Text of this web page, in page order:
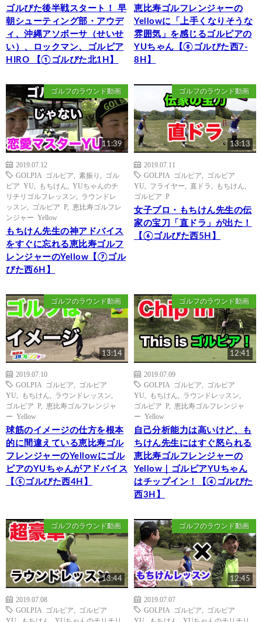
ゴルぴた後半戦スタート！ 早
朝シューティング部・アウデ
ィ、沖縄アソボーサ（せいせ
い）、ロックマン、ゴルピア
HIRO 【①ゴルぴた北1H】
恵比寿ゴルフレンジャーの
Yellowに「上手くなりそうな
雰囲気」を感じるゴルピアの
YUちゃん【⑧ゴルぴた西7-
8H】
ゴルフのラウンド動画
11:39
2019.07.12
GOLPIA ゴルピア
素振り
ゴル
ピア YU
もちけん
YUちゃんのチ
リチリゴルフレッスン
ラウンドレ
ッスン
ゴルピア P
恵比寿ゴルフレ
ンジャー Yellow
もちけん先生の神アドバイス
をすぐに忘れる恵比寿ゴルフ
レンジャーのYellow【⑦ゴル
ぴた西6H】
ゴルフのラウンド動画
13:13
2019.07.11
GOLPIA ゴルピア
ゴルピア
YU
フライヤー 直ドラ もちけん
ゴルピア P
女子プロ・もちけん先生の伝
家の宝刀「直ドラ」が出た！
【⑥ゴルぴた西5H】
ゴルフのラウンド動画
13:14
2019.07.10
GOLPIA ゴルピア
ゴルピア
YU
もちけん ラウンドレッスン
ゴルピア P
恵比寿ゴルフレンジャ
ー Yellow
球筋のイメージの仕方を根本
的に間違えている恵比寿ゴル
フレンジャーのYellowにゴル
ピアのYUちゃんがアドバイス
【⑤ゴルぴた西4H】
ゴルフのラウンド動画
12:41
2019.07.09
GOLPIA ゴルピア
ゴルピア
YU
もちけん ラウンドレッスン
ゴルピア P
恵比寿ゴルフレンジャ
ー Yellow
自己分析能力は高いけど、も
ちけん先生にはすぐ怒られる
恵比寿ゴルフレンジャーの
Yellow｜ゴルピアYUちゃん
はチップイン！【④ゴルぴた
西3H】
ゴルフのラウンド動画
13:44
2019.07.08
GOLPIA ゴルピア
ゴルピア
YU
もちけん YUちゃんのチリチリ
ゴルフのラウンド動画
12:45
2019.07.07
GOLPIA ゴルピア
ゴルピア
YU
もちけん YUちゃんのチリチリ